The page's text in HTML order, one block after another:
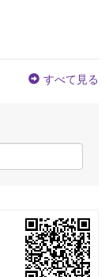
すべて見る